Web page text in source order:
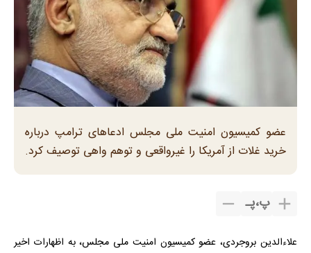
عضو کمیسیون امنیت ملی مجلس ادعاهای ترامپ درباره
خرید غلات از آمریکا را غیرواقعی و توهم واهی توصیف کرد.
پ،پـ
علاءالدین بروجردی، عضو کمیسیون امنیت ملی مجلس، به اظهارات اخیر